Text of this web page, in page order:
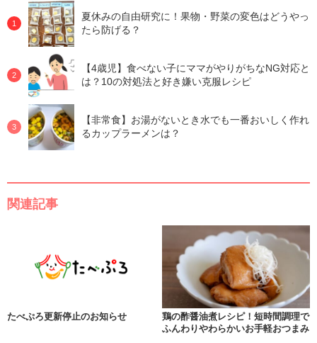
夏休みの自由研究に！果物・野菜の変色はどうやっ
たら防げる？
【4歳児】食べない子にママがやりがちなNG対応と
は？10の対処法と好き嫌い克服レシピ
【非常食】お湯がないとき水でも一番おいしく作れ
るカップラーメンは？
関連記事
たべぷろ更新停止のお知らせ
鶏の酢醤油煮レシピ！短時間調理で
ふんわりやわらかいお手軽おつまみ